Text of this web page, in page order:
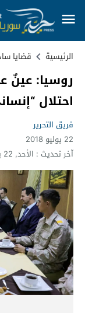
الرئيسية قضايا
روسيا: عينٌ
احتلال
فريق التحرير
22 يوليو 2018
آخر تحديث : الأحد, 22 يوليو, 2018 - 4:06 مساءً